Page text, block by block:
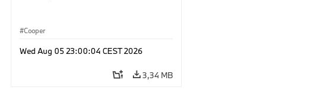
Cooper
Wed Aug 05 23:00:04 CEST 2026
3,34 MB